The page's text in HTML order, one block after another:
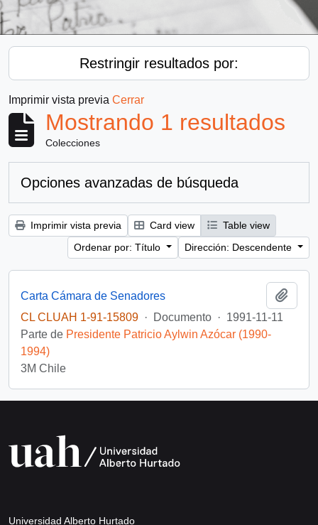
Restringir resultados por:
Imprimir vista previa Cerrar
Mostrando 1 resultados
Colecciones
Opciones avanzadas de búsqueda
Imprimir vista previa Card view
Table view
Ordenar por: Título
Dirección: Descendente
Carta Cámara de Senadores
CL CLUAH 1-91-15809 · Documento · 1991-11-11
Parte de Presidente Patricio Aylwin Azócar (1990-
1994)
3M Chile
Universidad Alberto Hurtado